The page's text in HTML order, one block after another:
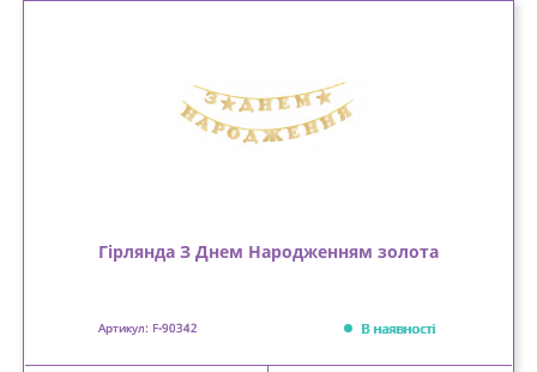
Гірлянда З Днем Народженням золота
Артикул: F-90342 В наявності